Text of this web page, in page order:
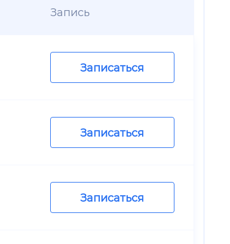
Запись
Записаться
Записаться
Записаться